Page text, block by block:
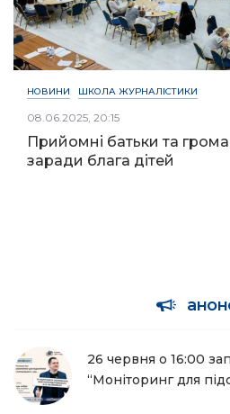
НОВИНИ ШКОЛА ЖУРНАЛІСТИКИ
08.06.2025, 20:15
Прийомні батьки та
заради блага дітей
26 червня о 16:00
“Моніторинг для